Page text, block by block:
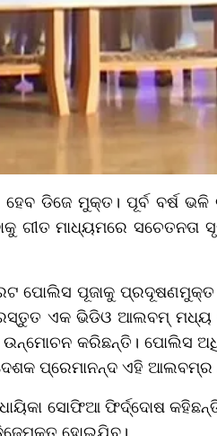
ଡିଜେ ମୁକ୍ତ। ପୂର୍ବ ବର୍ଷ
ଗୀତ ମାଧ୍ୟମରେ
ପୋଲିସ ପୂଜାକୁ
ଏକ ଭିଡିଓ ଆଲବମ୍
କରିଛନ୍ତି। ପୋଲିସ
ପ୍ରେମାନନ୍ଦ ଏହି ଆଲବମ୍‌ର
ସୋଫିଆ ଫିର୍ଦ୍ଦୋଷ